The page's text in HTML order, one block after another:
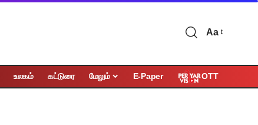
Aa
உலகம் கட்டுரை மேலும் E-Paper OTT